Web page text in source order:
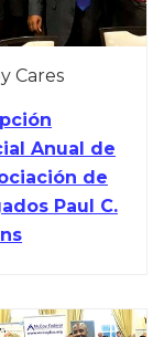
Cares
Anual de
de
Paul C.